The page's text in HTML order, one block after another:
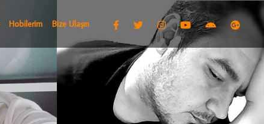
Hobilerim Bize Ulaşın